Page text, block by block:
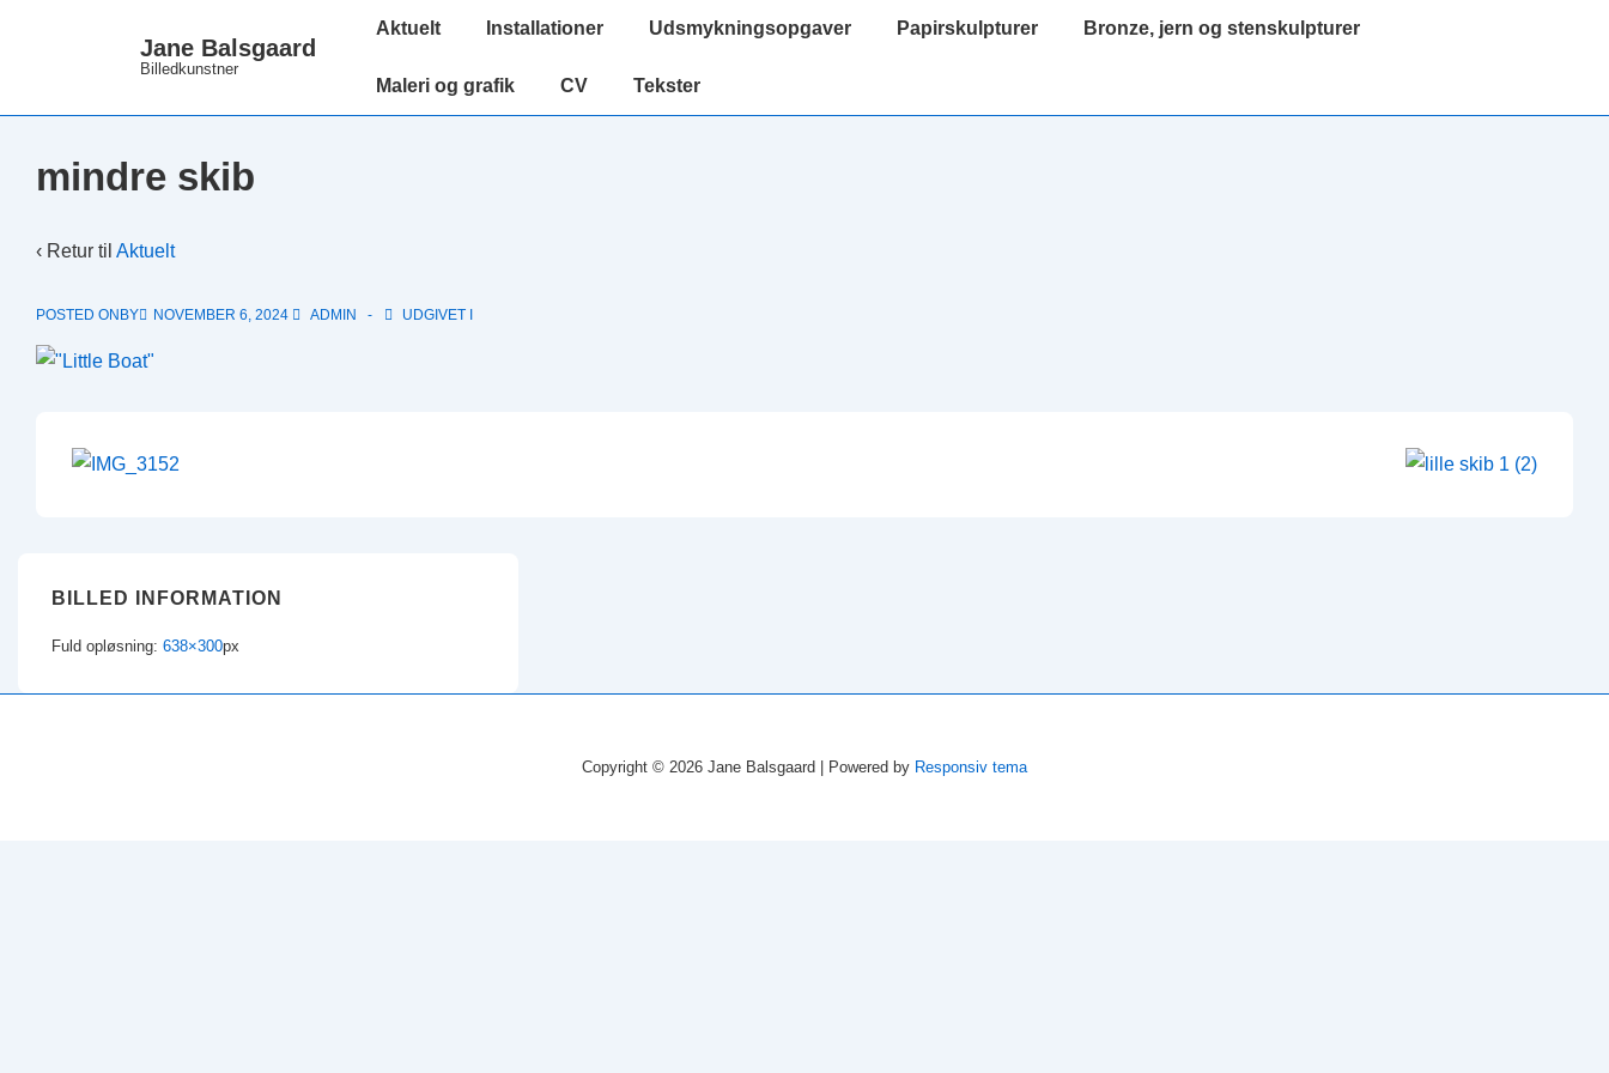
hovedindhold
Jane Balsgaard
Billedkunstner
Main
Aktuelt Installationer Udsmykningsopgaver Papirskulpturer Bronze, jern og stenskulpturer
Maleri og grafik CV Tekster
mindre skib
‹ Retur til Aktuelt
POSTED ONBY NOVEMBER 6, 2024 ADMIN UDGIVET I
BILLED INFORMATION
Fuld opløsning: 638×300px
Copyright © 2026 Jane Balsgaard | Powered by Responsiv tema